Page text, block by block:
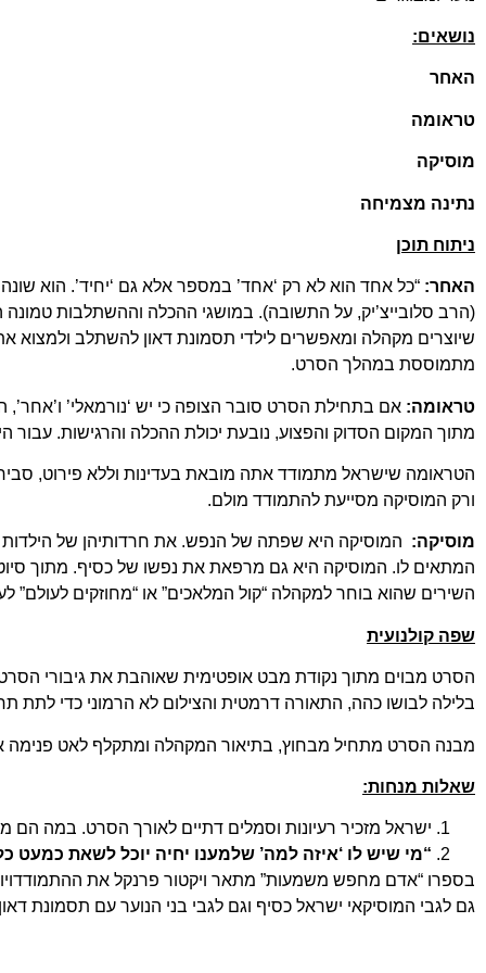
נושאים:
האחר
טראומה
מוסיקה
נתינה מצמיחה
ניתוח תוכן
האחר: “כל אחד הוא לא רק ‘אחד’ במספר אלא גם ‘יחיד’. הוא
(הרב סלובייצ’יק, על התשובה). במושגי ההכלה וההשתלבות טמונה
שיוצרים מקהלה ומאפשרים לילדי תסמונת דאון להשתלב ולמצוא
מתמוססת במהלך הסרט.
טראומה: אם בתחילת הסרט סובר הצופה כי יש ‘נורמאלי’
מתוך המקום הסדוק והפצוע, נובעת יכולת ההכלה והרגישות.
הטראומה שישראל מתמודד אתה מובאת בעדינות וללא פירוט,
ורק המוסיקה מסייעת להתמודד מולם.
מוסיקה: המוסיקה היא שפתה של הנפש. את חרדותיהן של הילדות
המתאים לו. המוסיקה היא גם מרפאת את נפשו של כסיף. מתוך
השירים שהוא בוחר למקהלה “קול המלאכים” או “מחוזקים
שפה קולנועית
הסרט מבוים מתוך נקודת מבט אופטימית שאוהבת את גיבורי הסרט
בלילה לבושו כהה, התאורה דרמטית והצילום לא הרמוני כדי לתת
מבנה הסרט מתחיל מבחוץ, בתיאור המקהלה ומתקלף לאט פנימה
שאלות מנחות:
ישראל מזכיר רעיונות וסמלים דתיים לאורך הסרט. במה
“מי שיש לו ‘איזה למה’ שלמענו יחיה יוכל לשאת כמעט
בספרו “אדם מחפש משמעות” מתאר ויקטור פרנקל את
גם לגבי המוסיקאי ישראל כסיף וגם לגבי בני הנוער עם תסמונת